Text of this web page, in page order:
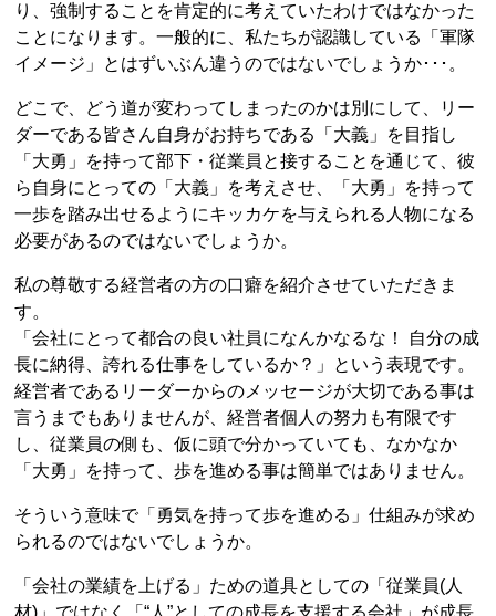
り、強制することを肯定的に考えていたわけではなかった
ことになります。一般的に、私たちが認識している「軍隊
イメージ」とはずいぶん違うのではないでしょうか･･･。
どこで、どう道が変わってしまったのかは別にして、リー
ダーである皆さん自身がお持ちである「大義」を目指し
「大勇」を持って部下・従業員と接することを通じて、彼
ら自身にとっての「大義」を考えさせ、「大勇」を持って
一歩を踏み出せるようにキッカケを与えられる人物になる
必要があるのではないでしょうか。
私の尊敬する経営者の方の口癖を紹介させていただきま
す。
「会社にとって都合の良い社員になんかなるな！ 自分の成
長に納得、誇れる仕事をしているか？」という表現です。
経営者であるリーダーからのメッセージが大切である事は
言うまでもありませんが、経営者個人の努力も有限です
し、従業員の側も、仮に頭で分かっていても、なかなか
「大勇」を持って、歩を進める事は簡単ではありません。
そういう意味で「勇気を持って歩を進める」仕組みが求め
られるのではないでしょうか。
「会社の業績を上げる」ための道具としての「従業員(人
材)」ではなく「“人”としての成長を支援する会社」が成長